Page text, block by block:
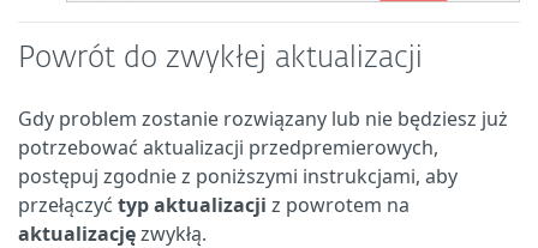
Powrót do zwykłej aktualizacji
Gdy problem zostanie rozwiązany lub nie będziesz już
potrzebować aktualizacji przedpremierowych,
postępuj zgodnie z poniższymi instrukcjami, aby
przełączyć typ aktualizacji z powrotem na
aktualizacjęzwykłą.